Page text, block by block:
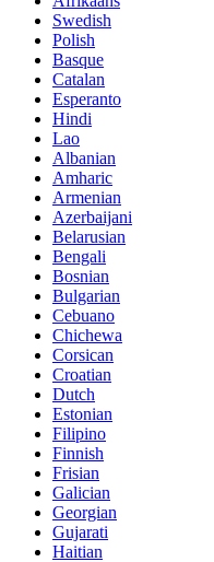
Swedish
Polish
Basque
Catalan
Esperanto
Hindi
Lao
Albanian
Amharic
Armenian
Azerbaijani
Belarusian
Bengali
Bosnian
Bulgarian
Cebuano
Chichewa
Corsican
Croatian
Dutch
Estonian
Filipino
Finnish
Frisian
Galician
Georgian
Gujarati
Haitian